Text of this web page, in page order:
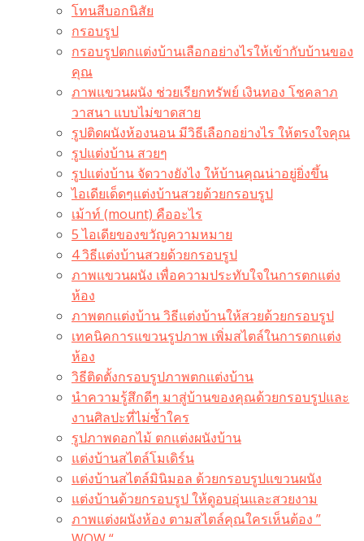
โทนสีบอกนิสัย
กรอบรูป
กรอบรูปตกแต่งบ้านเลือกอย่างไรให้เข้ากับบ้านของ
คุณ
ภาพแขวนผนัง ช่วยเรียกทรัพย์ เงินทอง โชคลาภ
วาสนา แบบไม่ขาดสาย
รูปติดผนังห้องนอน มีวิธีเลือกอย่างไร ให้ตรงใจคุณ
รูปแต่งบ้าน สวยๆ
รูปแต่งบ้าน จัดวางยังไง ให้บ้านคุณน่าอยู่ยิ่งขึ้น
ไอเดียเด็ดๆแต่งบ้านสวยด้วยกรอบรูป
เม้าท์ (mount) คืออะไร​
5 ไอเดียของขวัญความหมาย
4 วิธีแต่งบ้านสวยด้วยกรอบรูป
ภาพแขวนผนัง เพื่อความประทับใจในการตกแต่ง
ห้อง
ภาพตกแต่งบ้าน วิธีแต่งบ้านให้สวยด้วยกรอบรูป
เทคนิคการแขวนรูปภาพ เพิ่มสไตล์ในการตกแต่ง
ห้อง
วิธีติดตั้งกรอบรูปภาพตกแต่งบ้าน
นำความรู้สึกดีๆ มาสู่บ้านของคุณด้วยกรอบรูปและ
งานศิลปะที่ไม่ซ้ำใคร
รูปภาพดอกไม้ ตกแต่งผนังบ้าน
แต่งบ้านสไตล์โมเดิร์น
แต่งบ้านสไตล์มินิมอล ด้วยกรอบรูปแขวนผนัง
แต่งบ้านด้วยกรอบรูป ให้ดูอบอุ่นและสวยงาม
ภาพแต่งผนังห้อง ตามสไตล์คุณใครเห็นต้อง ”